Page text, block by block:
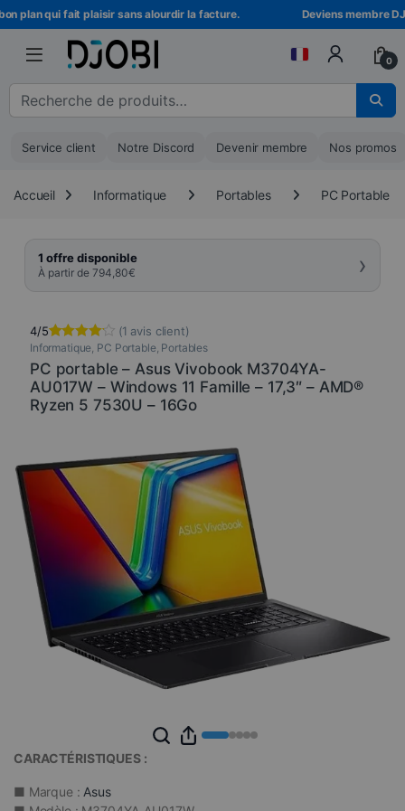
Skip to navigation
Skip to content
plan qui fait plaisir sans alourdir la facture. Deviens membre
0
Recherche pour :
Service client Notre Discord Devenir membre Nos promos
Accueil Informatique Portables PC Portable
1 offre disponible
À partir de 794,80€ ›
4/5
Noté4.00
sur 5
basé
sur
1
notation
client
(1 avis client)
Informatique, PC Portable, Portables
PC portable – Asus Vivobook M3704YA-
AU017W – Windows 11 Famille – 17,3″ – AMD®
Ryzen 5 7530U – 16Go
CARACTÉRISTIQUES :
■ Marque : Asus